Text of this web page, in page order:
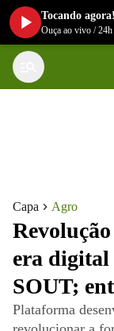
Capa Agro
era digital
SOUT;
Plataforma
Tocando agora!
Ouça ao vivo /24h